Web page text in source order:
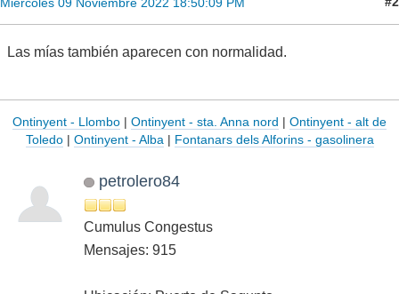
Las mías también aparecen con normalidad.
Ontinyent - Llombo | Ontinyent - sta. Anna nord | Ontinyent - alt de
Toledo| Ontinyent - Alba | Fontanars dels Alforins - gasolinera
petrolero84
Cumulus Congestus
Mensajes: 915